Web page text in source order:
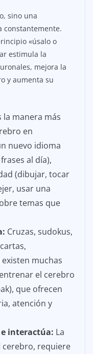
sino una
constantemente.
«úsalo o
estimula la
mejora la
y aumenta su
la manera más
en
nuevo idioma
al día),
(dibujar, tocar
usar una
temas que
Cruzas, sudokus,
muchas
el cerebro
que ofrecen
atención y
interactúa: La
cerebro, requiere